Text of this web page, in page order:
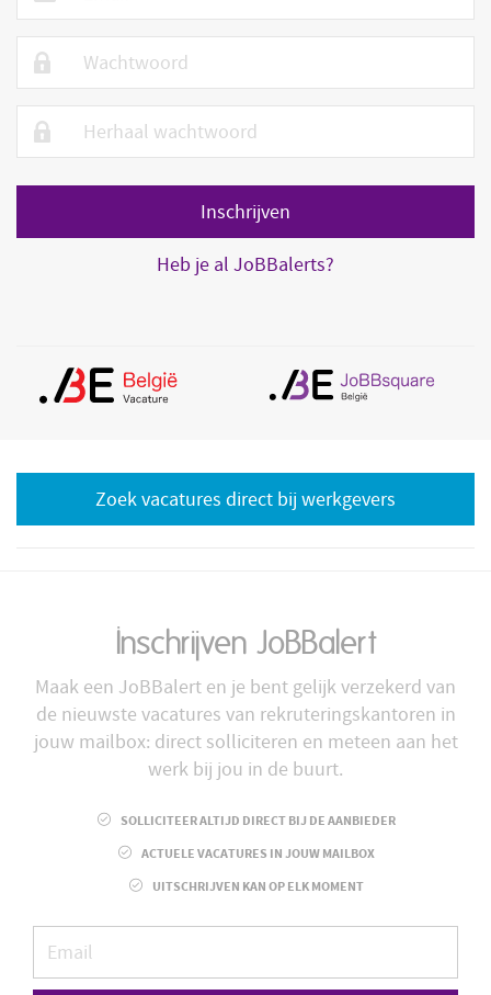
Heb je al JoBBalerts?
Zoek vacatures direct bij werkgevers
Inschrijven JoBBalert
Maak een JoBBalert en je bent gelijk verzekerd van
de nieuwste vacatures van rekruteringskantoren in
jouw mailbox: direct solliciteren en meteen aan het
werk bij jou in de buurt.
SOLLICITEER ALTIJD DIRECT BIJ DE AANBIEDER
ACTUELE VACATURES IN JOUW MAILBOX
UITSCHRIJVEN KAN OP ELK MOMENT